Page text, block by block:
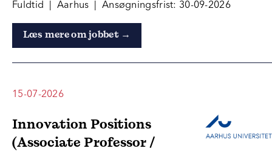
Fuldtid | Aarhus | Ansøgningsfrist: 30-09-2026
Læs mere om jobbet →
15-07-2026
Innovation Positions
(Associate Professor /